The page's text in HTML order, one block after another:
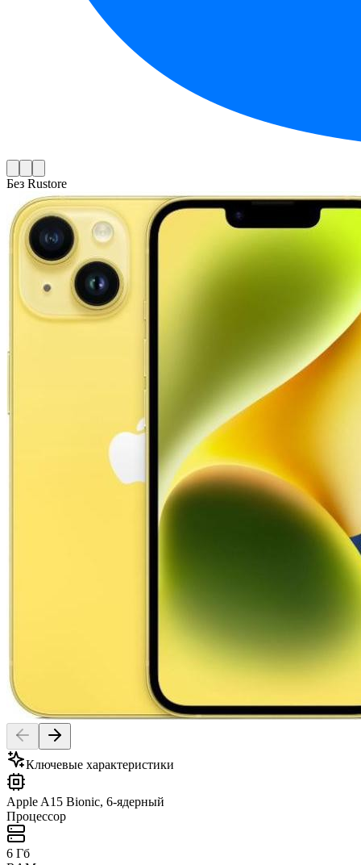
Без Rustore
Ключевые характеристики
Apple A15 Bionic, 6-ядерный
Процессор
6 Гб